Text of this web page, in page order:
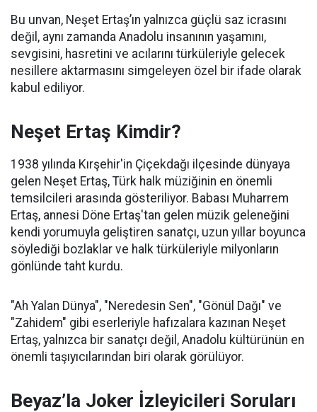
Bu unvan, Neşet Ertaş’ın yalnızca güçlü saz icrasını
değil, aynı zamanda Anadolu insanının yaşamını,
sevgisini, hasretini ve acılarını türküleriyle gelecek
nesillere aktarmasını simgeleyen özel bir ifade olarak
kabul ediliyor.
Neşet Ertaş Kimdir?
1938 yılında Kırşehir'in Çiçekdağı ilçesinde dünyaya
gelen Neşet Ertaş, Türk halk müziğinin en önemli
temsilcileri arasında gösteriliyor. Babası Muharrem
Ertaş, annesi Döne Ertaş'tan gelen müzik geleneğini
kendi yorumuyla geliştiren sanatçı, uzun yıllar boyunca
söylediği bozlaklar ve halk türküleriyle milyonların
gönlünde taht kurdu.
"Ah Yalan Dünya", "Neredesin Sen", "Gönül Dağı" ve
"Zahidem" gibi eserleriyle hafızalara kazınan Neşet
Ertaş, yalnızca bir sanatçı değil, Anadolu kültürünün en
önemli taşıyıcılarından biri olarak görülüyor.
Beyaz’la Joker İzleyicileri Soruları